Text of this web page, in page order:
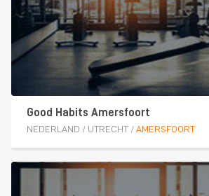
Good Habits Amersfoort
NEDERLAND / UTRECHT/ AMERSFOORT